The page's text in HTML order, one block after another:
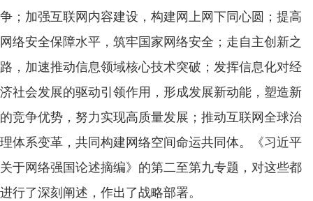
争；加强互联网内容建设，构建网上网下同心圆；提高
网络安全保障水平，筑牢国家网络安全；走自主创新之
路，加速推动信息领域核心技术突破；发挥信息化对经
济社会发展的驱动引领作用，形成发展新动能，塑造新
的竞争优势，努力实现高质量发展；推动互联网全球治
理体系变革，共同构建网络空间命运共同体。《习近平
关于网络强国论述摘编》的第二至第九专题，对这些都
进行了深刻阐述，作出了战略部署。